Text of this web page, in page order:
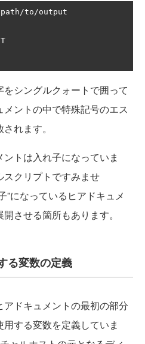
path/to/
シングルクォートで囲って
ントの中で特殊記号のエス
れます。
トは入れ子になっていま
クリプトですみませ
になっているヒアドキュメ
させる箇所もあります。
る変数の定義
ドキュメントの最初の部分
する変数を定義していま